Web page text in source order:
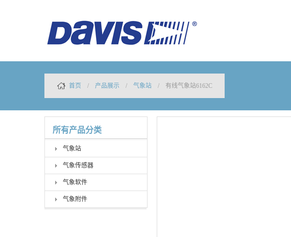
首页 / 产品展示 / 气象站 / 有线气象站6162C
所有产品分类
气象站
气象传感器
气象软件
气象附件